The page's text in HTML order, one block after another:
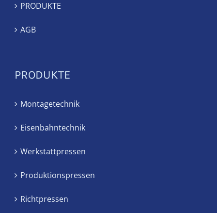
PRODUKTE
AGB
PRODUKTE
Montagetechnik
Eisenbahntechnik
Werkstattpressen
Produktionspressen
Richtpressen